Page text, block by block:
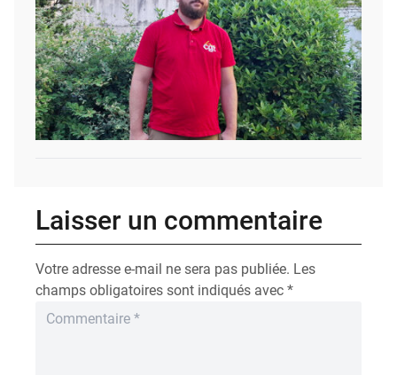
Laisser un commentaire
Votre adresse e-mail ne sera pas publiée. Les
champs obligatoires sont indiqués avec *